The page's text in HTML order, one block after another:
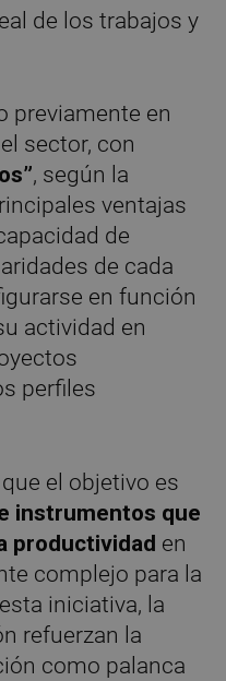
de los trabajos y
previamente en
sector, con
, según la
ventajas
de
de cada
en función
actividad en
perfiles
el objetivo es
instrumentos que
productividad en
complejo para la
iniciativa, la
refuerzan la
como palanca